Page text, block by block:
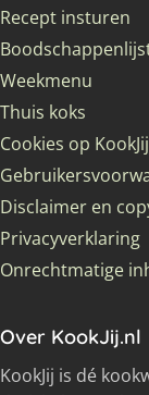
Recept insturen
Weekmenu
Thuis koks
Cookies op KookJij
Disclaimer en
Privacyverklaring
Onrechtmatige
Over KookJij.nl
KookJij is dé